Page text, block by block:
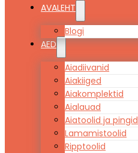
AVALEHT
Blogi
AED
Aiadiivanid
Aiakiiged
Aiakomplektid
Aialauad
Aiatoolid ja pingid
Lamamistoolid
Ripptoolid